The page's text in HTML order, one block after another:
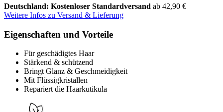
Deutschland: Kostenloser Standardversand ab 42,90 €
Weitere Infos zu Versand & Lieferung
Eigenschaften und Vorteile
Für geschädigtes Haar
Stärkend & schützend
Bringt Glanz & Geschmeidigkeit
Mit Flüssigkristallen
Repariert die Haarkutikula